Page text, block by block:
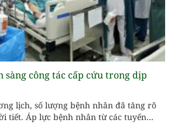
sàng công tác cấp cứu trong dịp
lịch, số lượng bệnh nhân đã tăng rõ
tiết. Áp lực bệnh nhân từ các tuyến